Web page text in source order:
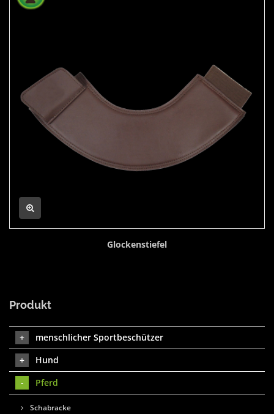
Glockenstiefel
Produkt
menschlicher Sportbeschützer
Hund
Pferd
Schabracke